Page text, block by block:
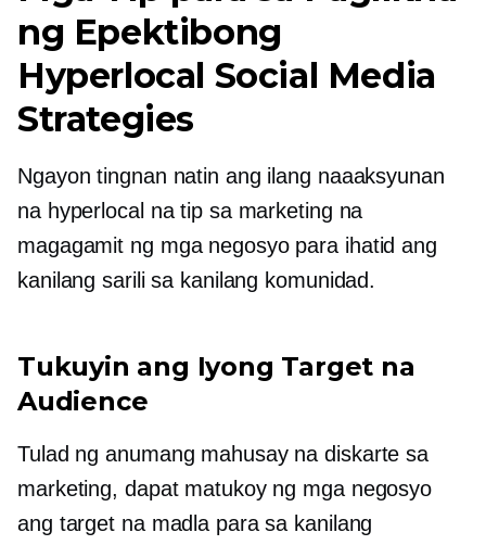
ng Epektibong
Hyperlocal Social Media
Strategies
Ngayon tingnan natin ang ilang naaaksyunan
na hyperlocal na tip sa marketing na
magagamit ng mga negosyo para ihatid ang
kanilang sarili sa kanilang komunidad.
Tukuyin ang Iyong Target na
Audience
Tulad ng anumang mahusay na diskarte sa
marketing, dapat matukoy ng mga negosyo
ang target na madla para sa kanilang